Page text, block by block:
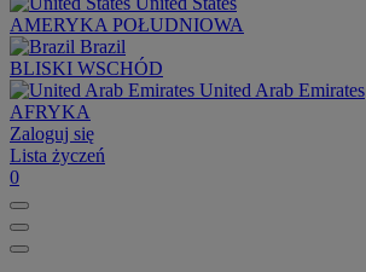
AMERYKA POŁUDNIOWA
Brazil
BLISKI WSCHÓD
United Arab Emirates
AFRYKA
Zaloguj się
Lista życzeń
0